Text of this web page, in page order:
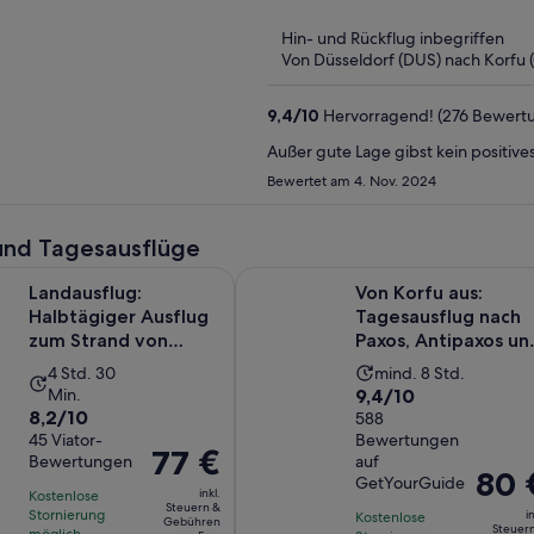
Hin- und Rückflug inbegriffen
Von Düsseldorf (DUS) nach Korfu
9,4/10 Hervorragend! (276
Außer gute Lage gibst kein
Bewertet am 4. Nov. 2024
Tagesausflüge
Landausflug:
Halbtägiger Ausflug
zum Strand von
Glyfada
Die
Aktivität
dauert
4
Stunden
und
30
4 Std. 30
Min.
8.2
von
10,
basierend
auf
8,2/10
45 Viator-
Bewertungen
Kostenlose
Stornierung
Der
Preis
beträgt
77 €
inkl.
Steuern &
Gebühren
Von Korfu aus:
Tagesausflug nach
Paxos, Antipaxos
zu den Blauen
Höhlen
Die
Aktivität
dauert
8
Stunden
mind. 8 Std.
9.4
von
10,
basierend
auf
588
9,4/10
588
Bewertungen
auf
GetYourGuide
Kostenlose
Der
Preis
80